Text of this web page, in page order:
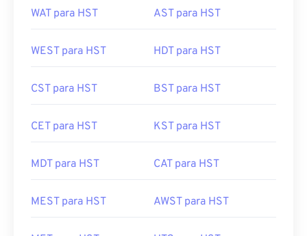
WAT para HST AST para HST
WEST para HST HDT para HST
CST para HST BST para HST
CET para HST KST para HST
MDT para HST CAT para HST
MEST para HST AWST para HST